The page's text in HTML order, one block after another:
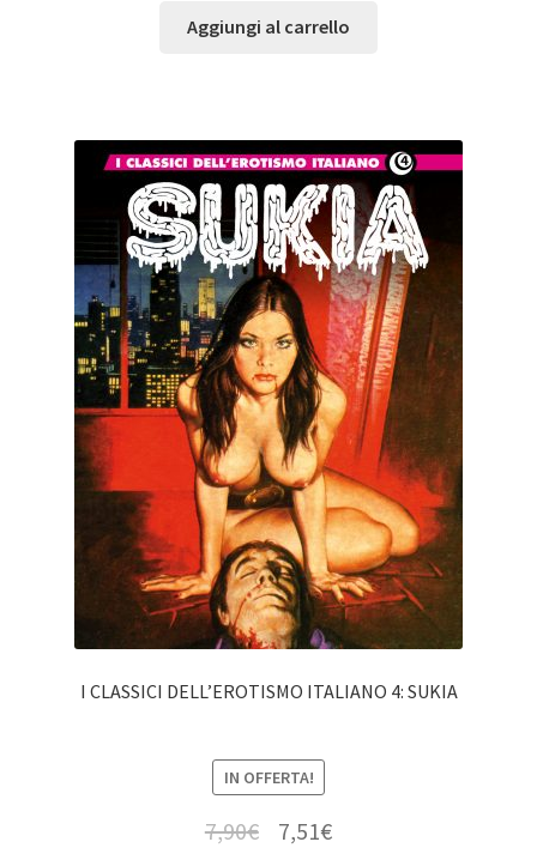
Aggiungi al carrello
I CLASSICI DELL’EROTISMO ITALIANO 4: SUKIA
IN OFFERTA!
7,90€ 7,51€